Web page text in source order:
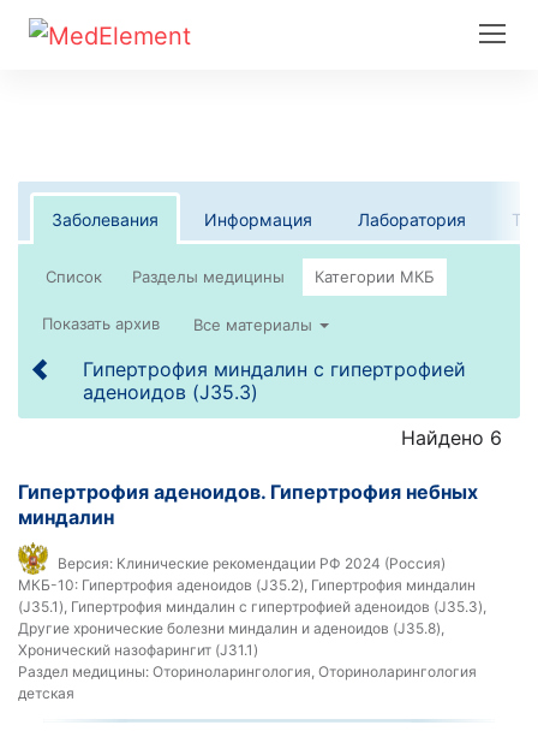
Заболевания Информация Лаборатория
Список
Все материалы
Гипертрофия миндалин с гипертрофией
аденоидов (J35.3)
Найдено 6
Гипертрофия аденоидов. Гипертрофия небных
миндалин
Версия: Клинические рекомендации РФ 2024 (Россия)
МКБ-10: Гипертрофия аденоидов (J35.2), Гипертрофия миндалин
(J35.1), Гипертрофия миндалин с гипертрофией аденоидов (J35.3),
Другие хронические болезни миндалин и аденоидов (J35.8),
Хронический назофарингит (J31.1)
Раздел медицины: Оториноларингология, Оториноларингология
детская